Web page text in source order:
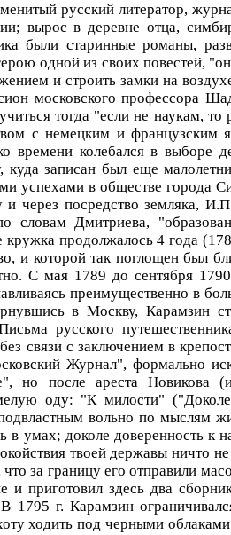
русский литератор,
вырос в деревне отца,
были старинные романы,
одной из своих повестей,
и строить замки на
московского профессора
тогда "если не наукам,
с немецким и французским
времени колебался в выборе
куда записан был еще
успехами в обществе города
через посредство земляка,
словам Дмитриева,
кружка продолжалось 4 года
и которой так поглощен был
С мая 1789 до сентября
преимущественно в
в Москву, Карамзин
русского
связи с заключением в
Журнал", формально
но после ареста Новикова
оду: "К милости"
вольно по мыслям
умах; доколе доверенность к
твоей державы ничто
за границу его отправили
и приготовил здесь два
г. Карамзин
ходить под черными